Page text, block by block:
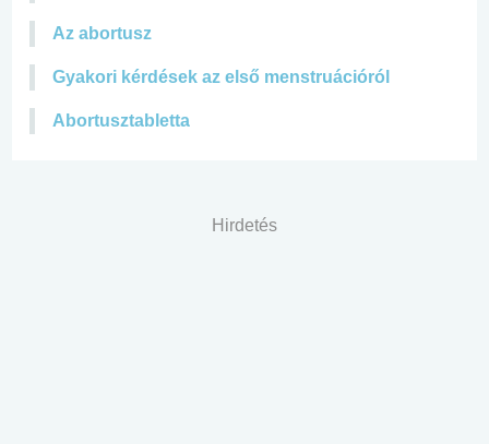
Az abortusz
Gyakori kérdések az első menstruációról
Abortusztabletta
Hirdetés